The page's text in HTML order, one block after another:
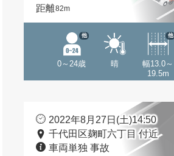
距離82m
0～24歳
他
晴
幅13.0～
19.5m
他
2022年8月27日(土)14:50
千代田区麹町六丁目 付近
車両単独 事故